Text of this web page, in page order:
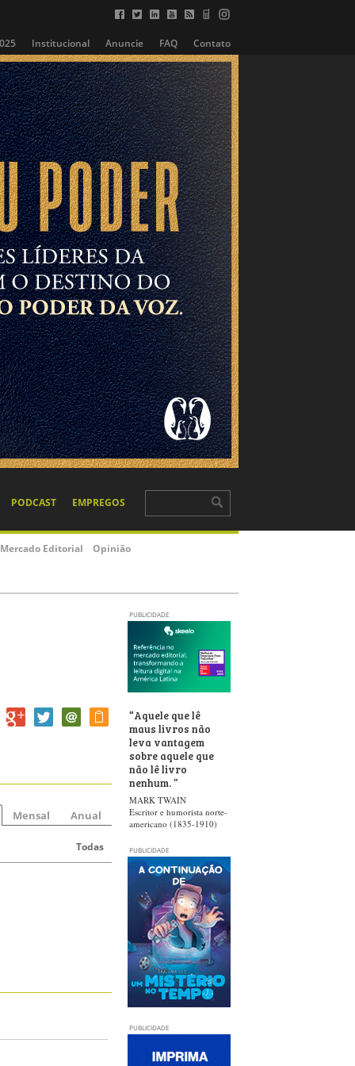
Institucional Anuncie FAQ Contato
PODCAST EMPREGOS
Mercado Editorial Opinião
PUBLICIDADE
Mensal Anual
Todas
“Aquele que lê
maus livros não
leva vantagem
sobre aquele que
não lê livro
nenhum.”
MARK TWAIN
Escritor e humorista norte-
americano (1835-1910)
PUBLICIDADE
PUBLICIDADE